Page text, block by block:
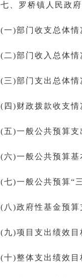
七、罗桥镇人民政
(一)部门收支总体
(二)部门收入总体
(三)部门支出总体
(四)财政拨款收支
(五)一般公共预算
(六)一般公共预算
(七)一般公共预算“
(八)政府性基金预
(九)项目支出绩效
(十)整体支出绩效